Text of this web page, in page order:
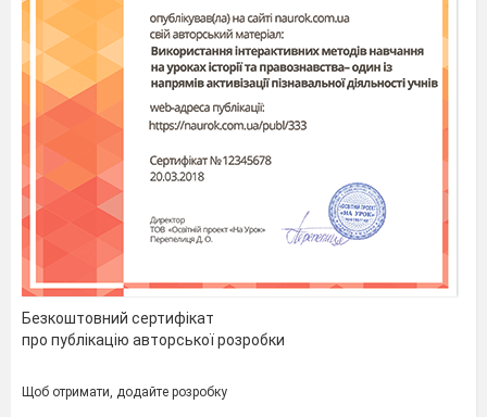
Безкоштовний сертифікат
про публікацію авторської розробки
Щоб отримати, додайте розробку